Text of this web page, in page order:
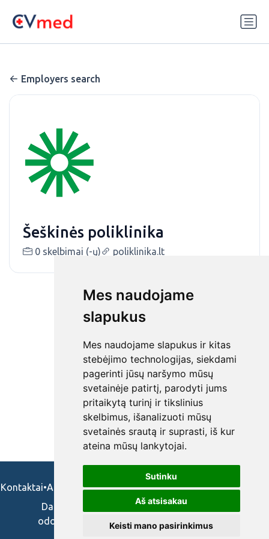
Mes naudojame
slapukus
Mes naudojame slapukus ir kitas
stebėjimo technologijas, siekdami
pagerinti jūsų naršymo mūsų
svetainėje patirtį, parodyti jums
pritaikytą turinį ir tikslinius
skelbimus, išanalizuoti mūsų
svetainės srautą ir suprasti, iš kur
ateina mūsų lankytojai.
Sutinku
Aš atsisakau
Keisti mano pasirinkimus
Employers search
Šeškinės poliklinika
0 skelbimai (-ų) poliklinika.lt
Kontaktai•Apie mus•Naudojimosi taisykės•Privatumo politika
Darbo skelbimai ir pasiūlymai: gydytojams,
odontologams, slaugytojams, veterinarams,